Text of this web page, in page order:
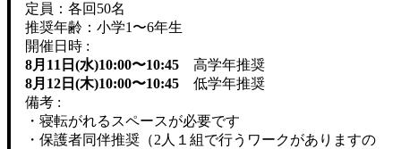
定員：各回50名
推奨年齢：小学1〜6年生
開催日時 :
8月11日(水)10:00〜10:45 高学年推奨
8月12日(木)10:00〜10:45 低学年推奨
備考 :
・寝転がれるスペースが必要です
・保護者同伴推奨（2人１組で行うワークがありますの